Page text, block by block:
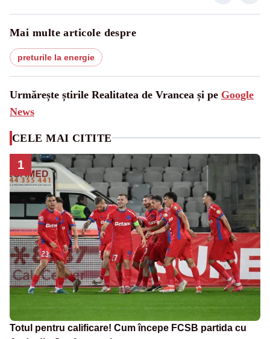
Mai multe articole despre
preturile la energie
Urmărește știrile Realitatea de Vrancea și pe Google
News
CELE MAI CITITE
1
Totul pentru calificare! Cum începe FCSB partida cu